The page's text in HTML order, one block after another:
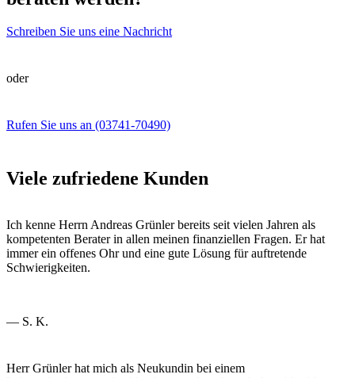
Schreiben Sie uns eine Nachricht
oder
Rufen Sie uns an (03741‑70490)
Viele zufriedene Kunden
Ich kenne Herrn Andreas Grünler bereits seit vielen Jahren als
kompetenten Berater in allen meinen finanziellen Fragen. Er hat
immer ein offenes Ohr und eine gute Lösung für auftretende
Schwierigkeiten.
— S. K.
Herr Grünler hat mich als Neukundin bei einem